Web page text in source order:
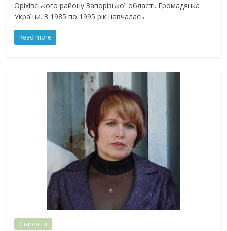
Оріхівського району Запорізької області. Громадянка
України. З 1985 по 1995 рік навчалась
Read more
Старости